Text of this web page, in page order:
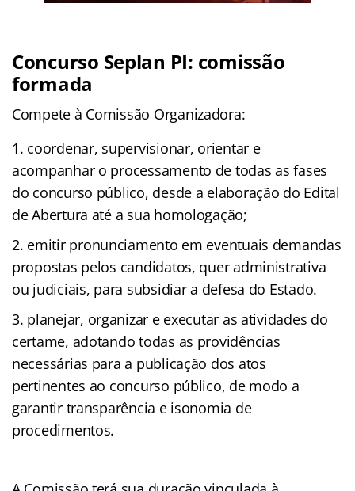
Concurso Seplan PI: comissão
formada
Compete à Comissão Organizadora:
coordenar, supervisionar, orientar e
acompanhar o processamento de todas as fases
do concurso público, desde a elaboração do Edital
de Abertura até a sua homologação;
emitir pronunciamento em eventuais demandas
propostas pelos candidatos, quer administrativa
ou judiciais, para subsidiar a defesa do Estado.
planejar, organizar e executar as atividades do
certame, adotando todas as providências
necessárias para a publicação dos atos
pertinentes ao concurso público, de modo a
garantir transparência e isonomia de
procedimentos.